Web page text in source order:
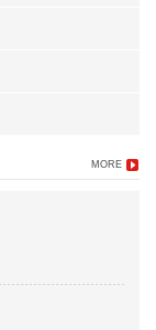
MORE